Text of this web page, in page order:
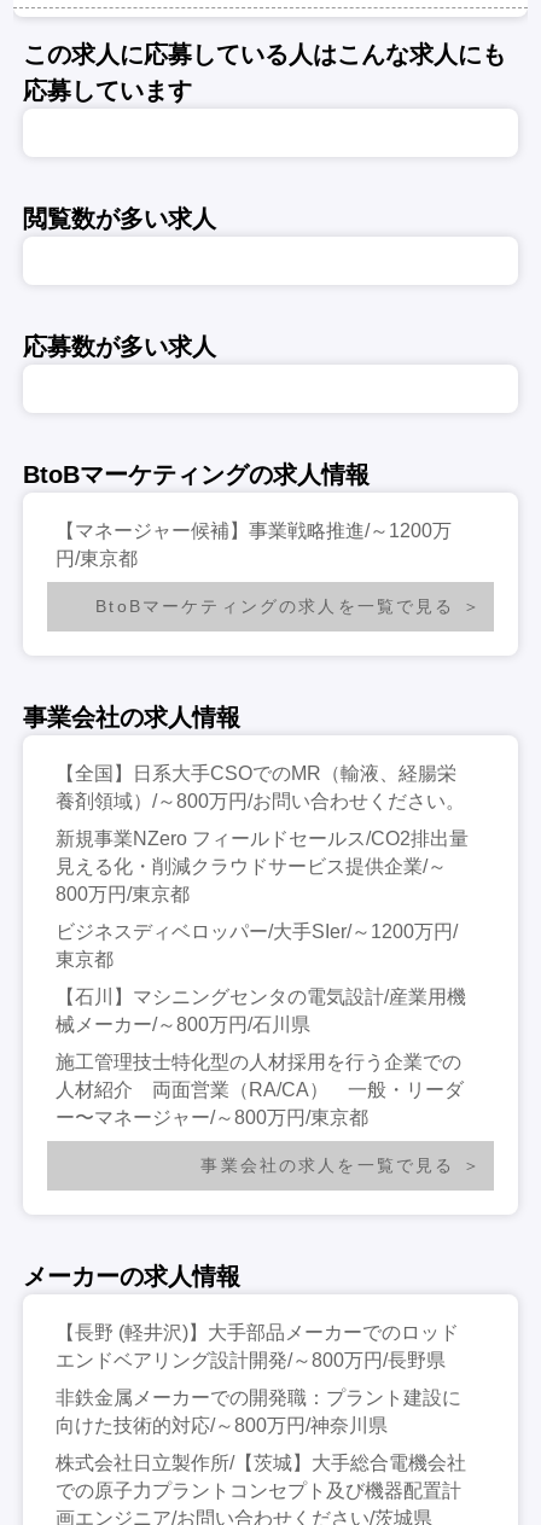
この求人に応募している人はこんな求人にも
応募しています
閲覧数が多い求人
応募数が多い求人
BtoBマーケティングの求人情報
【マネージャー候補】事業戦略推進/～1200万
円/東京都
BtoBマーケティングの求人を一覧で見る
事業会社の求人情報
【全国】日系大手CSOでのMR（輸液、経腸栄
養剤領域）/～800万円/お問い合わせください。
新規事業NZero フィールドセールス/CO2排出量
見える化・削減クラウドサービス提供企業/～
800万円/東京都
ビジネスディベロッパー/大手SIer/～1200万円/
東京都
【石川】マシニングセンタの電気設計/産業用機
械メーカー/～800万円/石川県
施工管理技士特化型の人材採用を行う企業での
人材紹介 両面営業（RA/CA） 一般・リーダ
ー〜マネージャー/～800万円/東京都
事業会社の求人を一覧で見る
メーカーの求人情報
【長野 (軽井沢)】大手部品メーカーでのロッド
エンドベアリング設計開発/～800万円/長野県
非鉄金属メーカーでの開発職：プラント建設に
向けた技術的対応/～800万円/神奈川県
株式会社日立製作所/【茨城】大手総合電機会社
での原子力プラントコンセプト及び機器配置計
画エンジニア/お問い合わせください/茨城県